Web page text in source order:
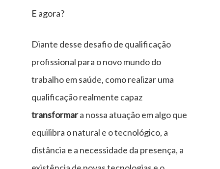
E agora?
Diante desse desafio de qualificação
profissional para o novo mundo do
trabalho em saúde, como realizar uma
qualificação realmente capaz
transformara nossa atuação em algo que
equilibra o natural e o tecnológico, a
distância e a necessidade da presença, a